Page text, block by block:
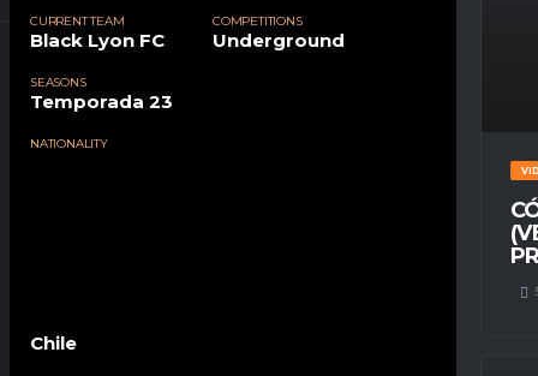
CURRENT TEAM
Black Lyon FC
COMPETITIONS
Underground
SEASONS
Temporada 23
NATIONALITY
Chile